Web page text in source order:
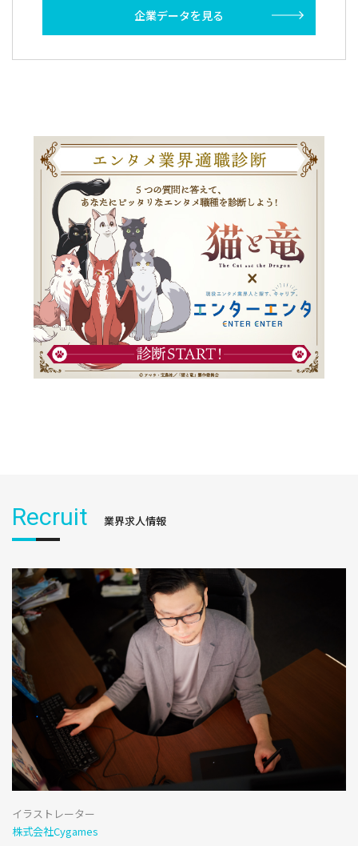
企業データを見る
Recruit 業界求人情報
イラストレーター
株式会社Cygames